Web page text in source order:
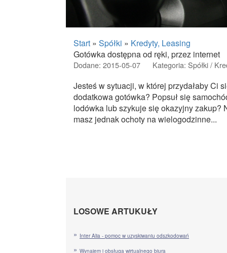
Start » Spółki » Kredyty, Leasing
Gotówka dostępna od ręki, przez internet
Dodane: 2015-05-07 Kategoria: Spółki /
Jesteś w sytuacji, w której przydałaby Ci
dodatkowa gotówka? Popsuł się
lodówka lub szykuje się okazyjny zakup?
masz jednak ochoty na wielogodzinne...
LOSOWE ARTUKUŁY
Inter Alia - pomoc w uzyskiwaniu odszkodowań
Wynajem i obsługa wirtualnego biura